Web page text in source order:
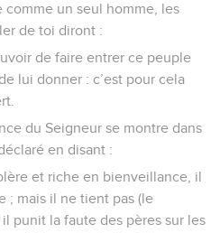
comme un seul homme, les
de toi diront :
de faire entrer ce peuple
lui donner : c’est pour cela
du Seigneur se montre dans
en disant :
et riche en bienveillance, il
; mais il ne tient pas (le
punit la faute des pères sur les